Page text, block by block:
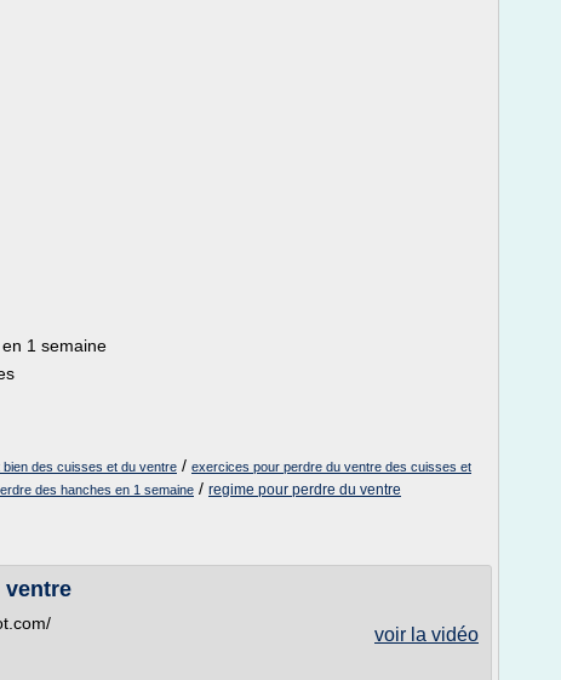
1 semaine
des cuisses et du ventre / exercices pour perdre du ventre des cuisses et
des hanches en 1 semaine / regime pour perdre du ventre
ventre
voir la vidéo